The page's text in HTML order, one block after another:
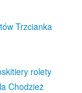
Trzcianka
rolety
Chodzież